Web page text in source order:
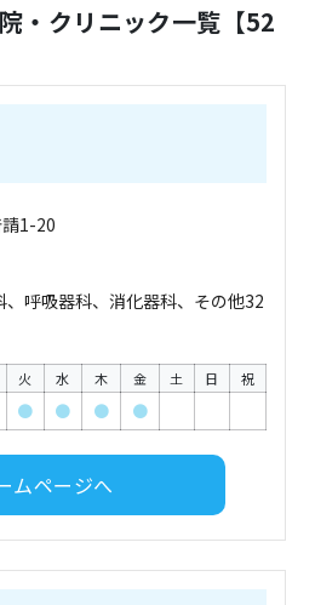
・クリニック一覧【52
1-20
呼吸器科、消化器科、その他32
火 水 木 金 土 日 祝
● ● ● ●
ムページへ